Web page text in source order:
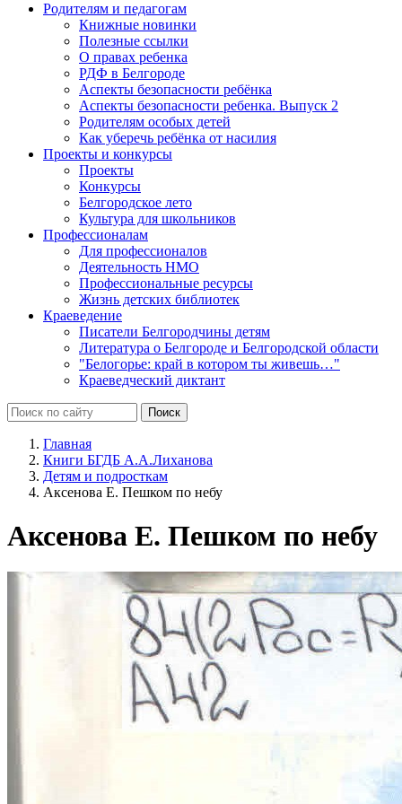
Родителям и педагогам
Книжные новинки
Полезные ссылки
О правах ребенка
РДФ в Белгороде
Аспекты безопасности ребёнка
Аспекты безопасности ребенка. Выпуск 2
Родителям особых детей
Как уберечь ребёнка от насилия
Проекты и конкурсы
Проекты
Конкурсы
Белгородское лето
Культура для школьников
Профессионалам
Для профессионалов
Деятельность НМО
Профессиональные ресурсы
Жизнь детских библиотек
Краеведение
Писатели Белгородчины детям
Литература о Белгороде и Белгородской области
"Белогорье: край в котором ты живешь…"
Краеведческий диктант
Главная
Книги БГДБ А.А.Лиханова
Детям и подросткам
Аксенова Е. Пешком по небу
Аксенова Е. Пешком по небу